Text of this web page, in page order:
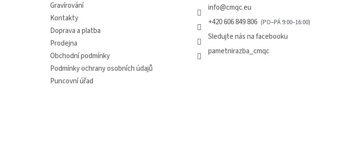
Gravírování
Kontakty
Doprava a platba
Prodejna
Obchodní podmínky
Podmínky ochrany osobních údajů
Puncovní úřad
info@cmqc.eu
+420 606 849 806
Sledujte nás na facebooku
pametnirazba_cmqc